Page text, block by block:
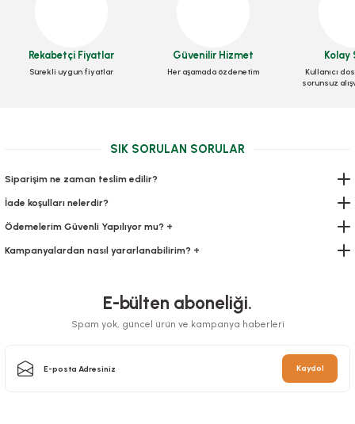
Sepete Ekle
Karton Bardak 12 Oz Baskısız Sıcak Şişman
Karton Bardak 12 Oz Baskısız
Rekabetçi Fiyatlar
Sürekli uygun fiyatlar
Güvenilir Hizmet
Her aşamada özdenetim
Kolay
Kullanıcı
sorunsuz
SIK SORULAN SORULAR
Siparişim ne zaman teslim edilir?
İade koşulları nelerdir?
Ödemelerim Güvenli Yapılıyor mu? +
Kampanyalardan nasıl yararlanabilirim? +
E-bülten aboneliği.
Spam yok, güncel ürün ve kampanya haberleri
Kaydol